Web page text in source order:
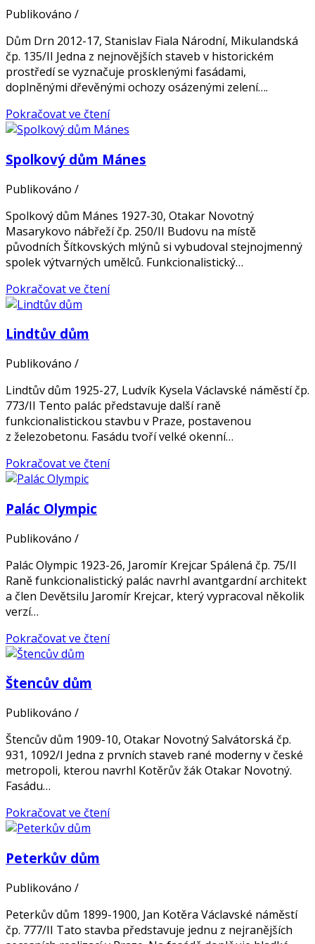
Publikováno /
Dům Drn 2012-17, Stanislav Fiala Národní, Mikulandská
čp. 135/II Jedna z nejnovějších staveb v historickém
prostředí se vyznačuje prosklenými fasádami,
doplněnými dřevěnými ochozy osázenými zelení….
Pokračovat ve čtení
Spolkový dům Mánes
Publikováno /
Spolkový dům Mánes 1927-30, Otakar Novotný
Masarykovo nábřeží čp. 250/II Budovu na místě
původních Šítkovských mlýnů si vybudoval stejnojmenný
spolek výtvarných umělců. Funkcionalistický…
Pokračovat ve čtení
Lindtův dům
Publikováno /
Lindtův dům 1925-27, Ludvík Kysela Václavské náměstí čp.
773/II Tento palác představuje další raně
funkcionalistickou stavbu v Praze, postavenou
z železobetonu. Fasádu tvoří velké okenní…
Pokračovat ve čtení
Palác Olympic
Publikováno /
Palác Olympic 1923-26, Jaromír Krejcar Spálená čp. 75/II
Raně funkcionalistický palác navrhl avantgardní architekt
a člen Devětsilu Jaromír Krejcar, který vypracoval několik
verzí…
Pokračovat ve čtení
Štencův dům
Publikováno /
Štencův dům 1909-10, Otakar Novotný Salvátorská čp.
931, 1092/I Jedna z prvních staveb rané moderny v české
metropoli, kterou navrhl Kotěrův žák Otakar Novotný.
Fasádu…
Pokračovat ve čtení
Peterkův dům
Publikováno /
Peterkův dům 1899-1900, Jan Kotěra Václavské náměstí
čp. 777/II Tato stavba představuje jednu z nejranějších